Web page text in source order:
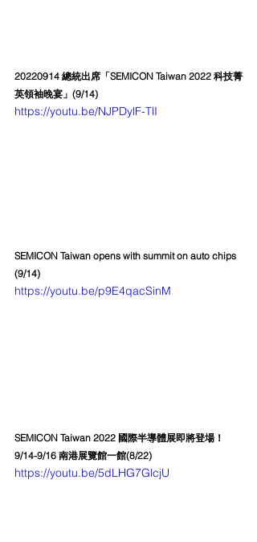
20220914 總統出席「SEMICON Taiwan 2022 科技菁
英領袖晚宴」(9/14)
https://youtu.be/NJPDylF-TlI
SEMICON Taiwan opens with summit on auto chips
(9/14)
https://youtu.be/p9E4qacSinM
SEMICON Taiwan 2022 國際半導體展即將登場！
9/14-9/16 南港展覽館一館(8/22)
https://youtu.be/5dLHG7GlcjU